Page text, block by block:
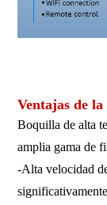
Ventajas de
Boquilla de alta
amplia gama de
-Alta velocidad